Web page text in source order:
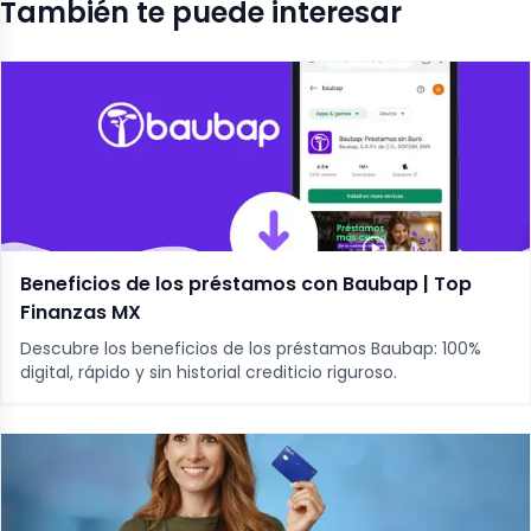
También te puede interesar
Beneficios de los préstamos con Baubap | Top
Finanzas MX
Descubre los beneficios de los préstamos Baubap: 100%
digital, rápido y sin historial crediticio riguroso.